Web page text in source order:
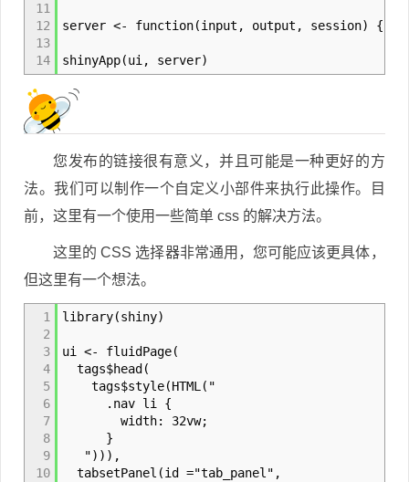
11
12
13
14
server <- function(input, output, session) {}
shinyApp(ui, server)
您发布的链接很有意义，并且可能是一种更好的方
法。我们可以制作一个自定义小部件来执行此操作。目
前，这里有一个使用一些简单 css 的解决方法。
这里的 CSS 选择器非常通用，您可能应该更具体，
但这里有一个想法。
1
2
3
4
5
6
7
8
9
10
library(shiny)
ui <- fluidPage(
tags$head(
tags$style(HTML("
.nav li {
width: 32vw;
}
"))),
tabsetPanel(id ="tab_panel",